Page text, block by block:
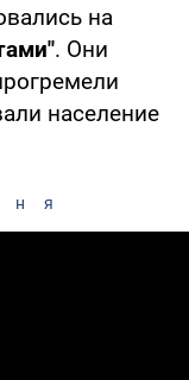
на
. Они
население